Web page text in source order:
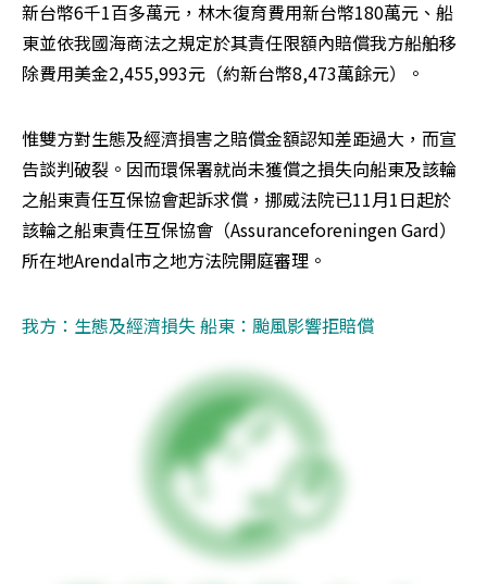
新台幣6千1百多萬元，林木復育費用新台幣180萬元、船
東並依我國海商法之規定於其責任限額內賠償我方船舶移
除費用美金2,455,993元（約新台幣8,473萬餘元）。
惟雙方對生態及經濟損害之賠償金額認知差距過大，而宣
告談判破裂。因而環保署就尚未獲償之損失向船東及該輪
之船東責任互保協會起訴求償，挪威法院已11月1日起於
該輪之船東責任互保協會（Assuranceforeningen Gard）
所在地Arendal市之地方法院開庭審理。
我方：生態及經濟損失 船東：颱風影響拒賠償